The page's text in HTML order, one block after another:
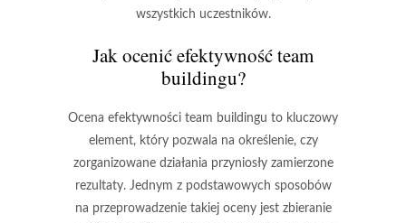
wszystkich uczestników.
Jak ocenić efektywność team
buildingu?
Ocena efektywności team buildingu to kluczowy
element, który pozwala na określenie, czy
zorganizowane działania przyniosły zamierzone
rezultaty. Jednym z podstawowych sposobów
na przeprowadzenie takiej oceny jest zbieranie